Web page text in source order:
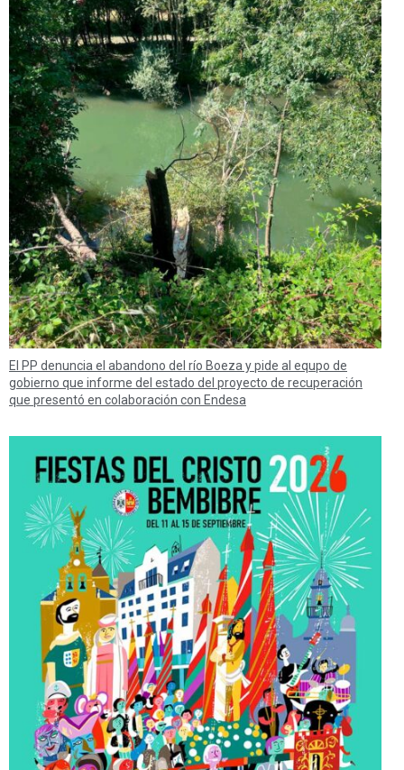
El PP denuncia el abandono del río Boeza y pide al equpo de
gobierno que informe del estado del proyecto de recuperación
que presentó en colaboración con Endesa